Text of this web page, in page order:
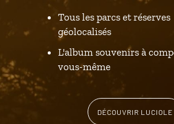
Tous les parcs et réserves
géolocalisés
L'album souvenirs à
vous-même
DÉCOUVRIR LUCIOLE